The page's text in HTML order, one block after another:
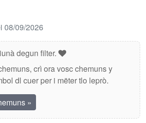
08/09/2026
degun filter.
crì ora vosc chemuns y
dl cuer per i mëter tlo leprò.
»